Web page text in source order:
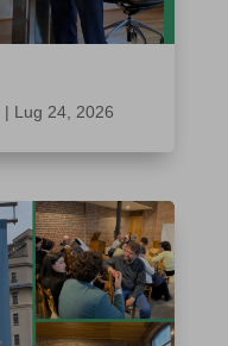
| Lug 24, 2026